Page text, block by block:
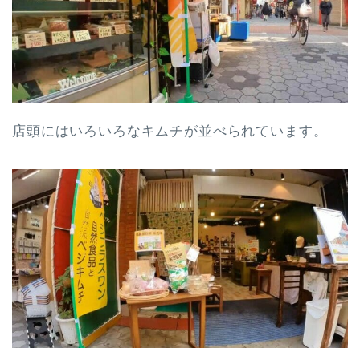
店頭にはいろいろなキムチが並べられています。